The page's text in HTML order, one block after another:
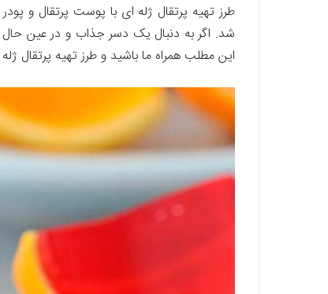
طرز تهیه پرتقال ژله ای با پوست پرتقال و
شد. اگر به دنبال یک دسر جذاب و در عین حال
این مطلب همراه ما باشید و طرز تهیه پرتقال ژله